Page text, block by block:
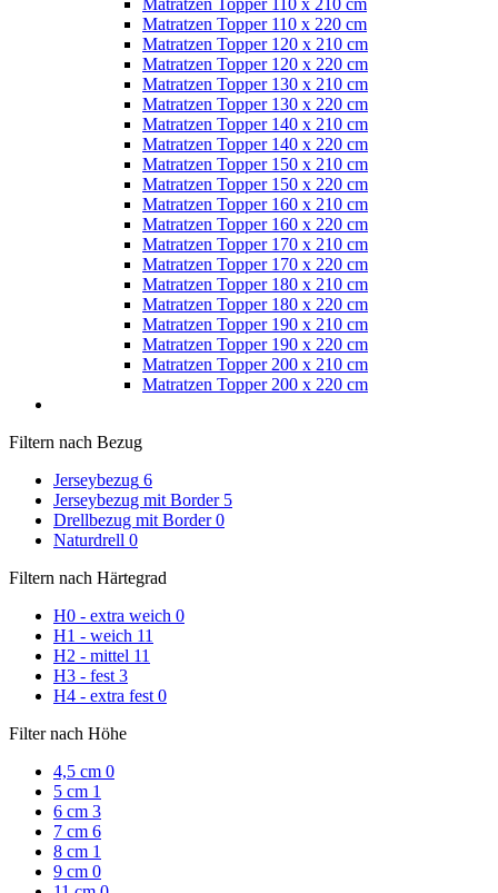
Matratzen Topper 110 x 220 cm
Matratzen Topper 120 x 210 cm
Matratzen Topper 120 x 220 cm
Matratzen Topper 130 x 210 cm
Matratzen Topper 130 x 220 cm
Matratzen Topper 140 x 210 cm
Matratzen Topper 140 x 220 cm
Matratzen Topper 150 x 210 cm
Matratzen Topper 150 x 220 cm
Matratzen Topper 160 x 210 cm
Matratzen Topper 160 x 220 cm
Matratzen Topper 170 x 210 cm
Matratzen Topper 170 x 220 cm
Matratzen Topper 180 x 210 cm
Matratzen Topper 180 x 220 cm
Matratzen Topper 190 x 210 cm
Matratzen Topper 190 x 220 cm
Matratzen Topper 200 x 210 cm
Matratzen Topper 200 x 220 cm
Filtern nach Bezug
Jerseybezug 6
Jerseybezug mit Border 5
Drellbezug mit Border 0
Naturdrell 0
Filtern nach Härtegrad
H0 - extra weich 0
H1 - weich 11
H2 - mittel 11
H3 - fest 3
H4 - extra fest 0
Filter nach Höhe
4,5 cm 0
5 cm 1
6 cm 3
7 cm 6
8 cm 1
9 cm 0